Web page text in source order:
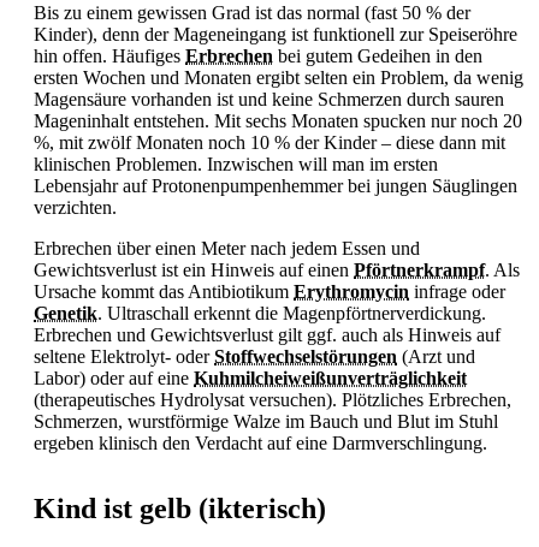
Bis zu einem gewissen Grad ist das normal (fast 50 % der
Kinder), denn der Mageneingang ist funktionell zur Speiseröhre
hin offen. Häufiges Erbrechen bei gutem Gedeihen in den
ersten Wochen und Monaten ergibt selten ein Problem, da wenig
Magensäure vorhanden ist und keine Schmerzen durch sauren
Mageninhalt entstehen. Mit sechs Monaten spucken nur noch 20
%, mit zwölf Monaten noch 10 % der Kinder – diese dann mit
klinischen Problemen. Inzwischen will man im ersten
Lebensjahr auf Protonenpumpenhemmer bei jungen Säuglingen
verzichten.
Erbrechen über einen Meter nach jedem Essen und
Gewichtsverlust ist ein Hinweis auf einen Pförtnerkrampf. Als
Ursache kommt das Antibiotikum Erythromycin infrage oder
Genetik. Ultraschall erkennt die Magenpförtnerverdickung.
Erbrechen und Gewichtsverlust gilt ggf. auch als Hinweis auf
seltene Elektrolyt- oderStoffwechselstörungen (Arzt und
Labor) oder auf eine Kuhmilcheiweißunverträglichkeit
(therapeutisches Hydrolysat versuchen). Plötzliches Erbrechen,
Schmerzen, wurstförmige Walze im Bauch und Blut im Stuhl
ergeben klinisch den Verdacht auf eine Darmverschlingung.
Kind ist gelb (ikterisch)